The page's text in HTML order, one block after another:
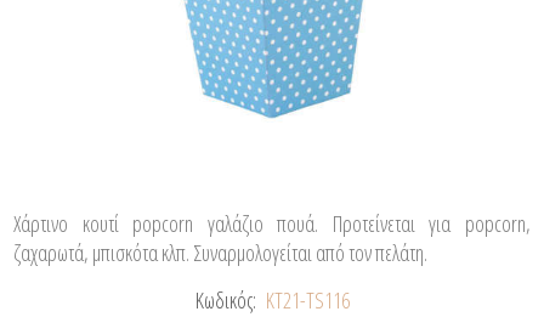
Χάρτινο κουτί popcorn γαλάζιο πουά. Προτείνεται για popcorn,
ζαχαρωτά, μπισκότα κλπ. Συναρμολογείται από τον πελάτη.
Κωδικός: ΚΤ21-TS116